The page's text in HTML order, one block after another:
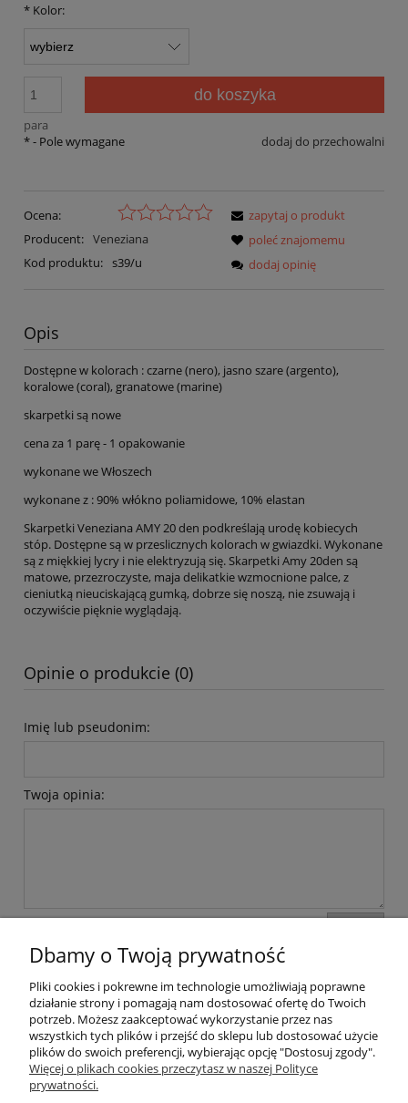
* Kolor:
para
do koszyka
dodaj do przechowalni
*- Pole wymagane
Ocena:
Producent: Veneziana
Kod produktu: s39/u
zapytaj o produkt
poleć znajomemu
dodaj opinię
Opis
Dostępne w kolorach : czarne (nero), jasno szare (argento),
koralowe (coral), granatowe (marine)
skarpetki są nowe
cena za 1 parę - 1 opakowanie
wykonane we Włoszech
wykonane z : 90% włókno poliamidowe, 10% elastan
Skarpetki Veneziana AMY 20 den podkreślają urodę kobiecych
stóp. Dostępne są w przeslicznych kolorach w gwiazdki. Wykonane
są z miękkiej lycry i nie elektryzują się. Skarpetki Amy 20den są
matowe, przezroczyste, maja delikatkie wzmocnione palce, z
cieniutką nieuciskającą gumką, dobrze się noszą, nie zsuwają i
oczywiście pięknie wyglądają.
Opinie o produkcie (0)
Imię lub pseudonim:
Twoja opinia:
Ulek Store | ul. Dębowa 13, 05-506 Magdalenka, woj.
mazowieckie | NIP: 1231280230
Dbamy o Twoją prywatność
Pliki cookies i pokrewne im technologie umożliwiają poprawne
działanie strony i pomagają nam dostosować ofertę do Twoich
potrzeb. Możesz zaakceptować wykorzystanie przez nas
wszystkich tych plików i przejść do sklepu lub dostosować użycie
plików do swoich preferencji, wybierając opcję "Dostosuj zgody".
Więcej o plikach cookies przeczytasz w naszej Polityce
prywatności.